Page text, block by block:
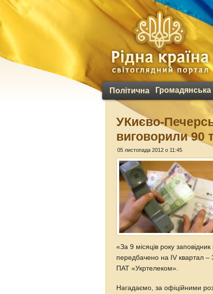
Політична Громадянська
УКиєво-
виговорили 90
05 листопада 2012 о 11:45
«За 9 місяців року
передбачено на IV квартал –
ПАТ «Укртелеком».
Нагадаємо, за офіційними